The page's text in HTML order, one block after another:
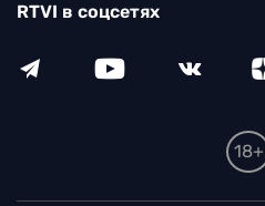
RTVI в соцсетях
18+